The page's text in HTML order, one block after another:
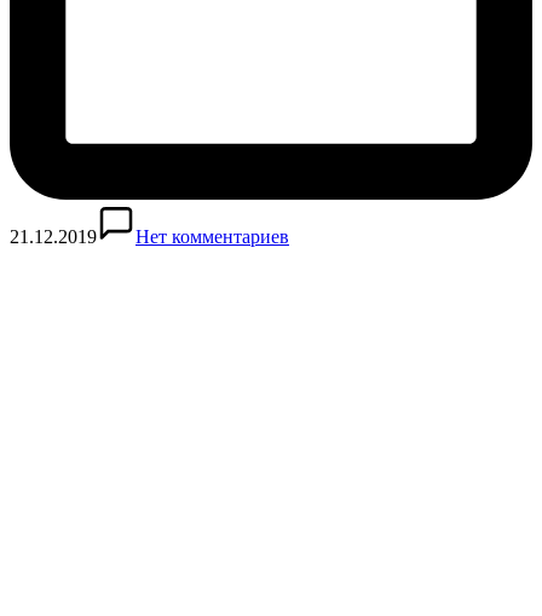
21.12.2019 Нет комментариев